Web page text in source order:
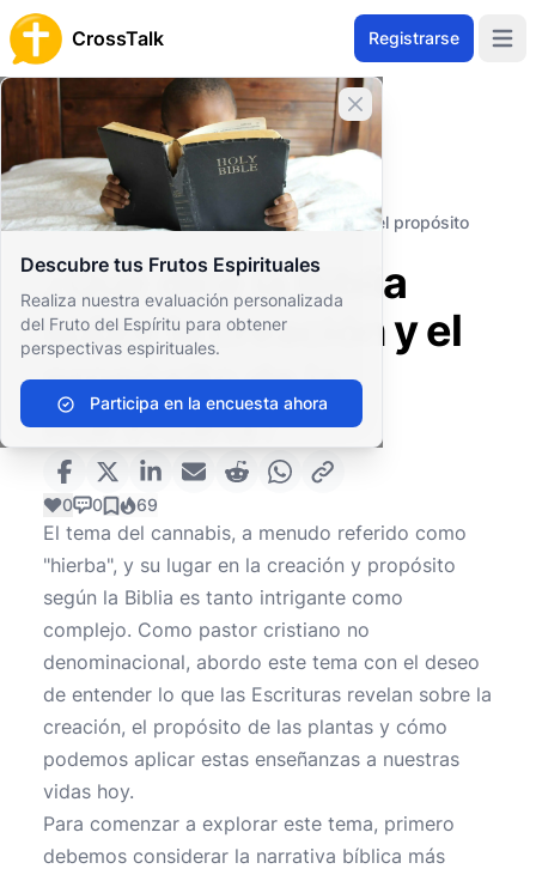
CrossTalk Registrarse
Cerrar banner
Descubre tus Frutos Espirituales
Realiza nuestra evaluación personalizada
del Fruto del Espíritu para obtener
perspectivas espirituales.
Participa en la encuesta ahora
Inicio
Archivo de Preguntas
Salud y Estilo de Vida
Elecciones de estilo de vida
¿Qué dice la Biblia sobre la creación y el propósito
¿Qué dice la Biblia
sobre la creación y el
propósito de la
marihuana?
0 0 69
El tema del cannabis, a menudo referido como
"hierba", y su lugar en la creación y propósito
según la Biblia es tanto intrigante como
complejo. Como pastor cristiano no
denominacional, abordo este tema con el deseo
de entender lo que las Escrituras revelan sobre la
creación, el propósito de las plantas y cómo
podemos aplicar estas enseñanzas a nuestras
vidas hoy.
Para comenzar a explorar este tema, primero
debemos considerar la narrativa bíblica más